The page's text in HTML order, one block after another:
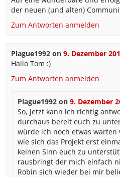
der neuen (und alten)
Zum Antworten anmelden
Plague1992on 9. Dezember
Hallo Tom :)
Zum Antworten anmelden
Plague1992 on9. Dezember
So, jetzt kann ich richtig
durchaus bereit euch zu
würde ich noch etwas warten
wie sich das Projekt erst
keinen Sinn euch zu
rausbringt der mich einfach
Robin sich wieder bei mir